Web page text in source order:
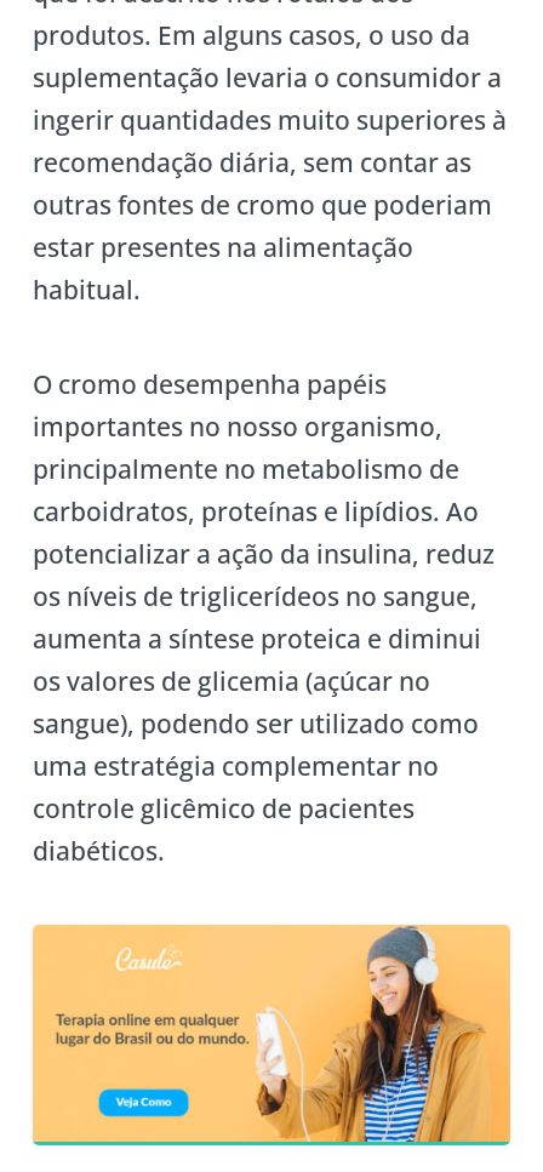
produtos. Em alguns casos, o uso da
suplementação levaria o consumidor a
ingerir quantidades muito superiores à
recomendação diária, sem contar as
outras fontes de cromo que poderiam
estar presentes na alimentação
habitual.
O cromo desempenha papéis
importantes no nosso organismo,
principalmente no metabolismo de
carboidratos, proteínas e lipídios. Ao
potencializar a ação da insulina, reduz
os níveis de triglicerídeos no sangue,
aumenta a síntese proteica e diminui
os valores de glicemia (açúcar no
sangue), podendo ser utilizado como
uma estratégia complementar no
controle glicêmico de pacientes
diabéticos.